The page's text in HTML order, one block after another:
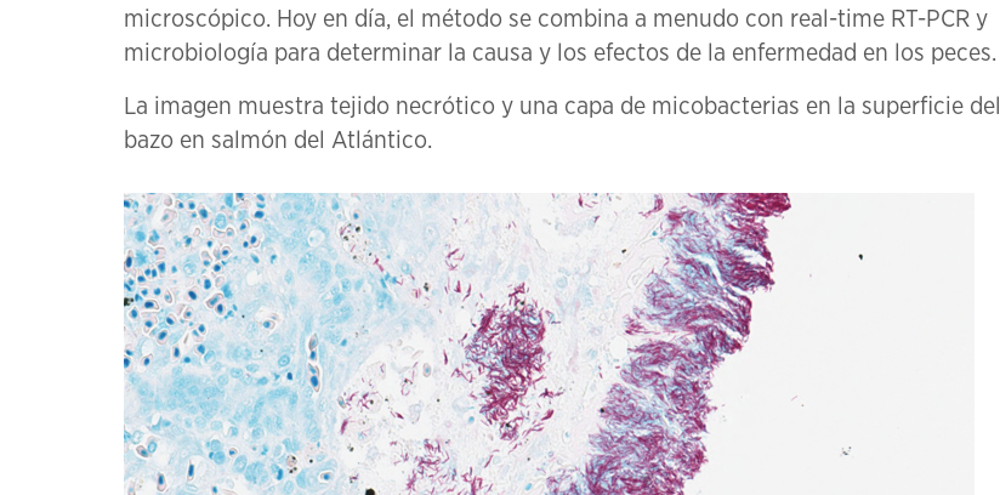
microscópico. Hoy en día, el método se combina a menudo con real-time RT-PCR y
microbiología para determinar la causa y los efectos de la enfermedad en los peces.
La imagen muestra tejido necrótico y una capa de micobacterias en la superficie del
bazo en salmón del Atlántico.